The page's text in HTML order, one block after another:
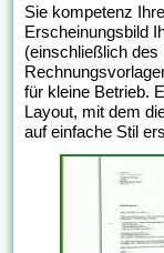
Sie kompetenz
Erscheinungsbild
(einschließlich
für kleine Betrieb.
Layout, mit dem
auf einfache Stil